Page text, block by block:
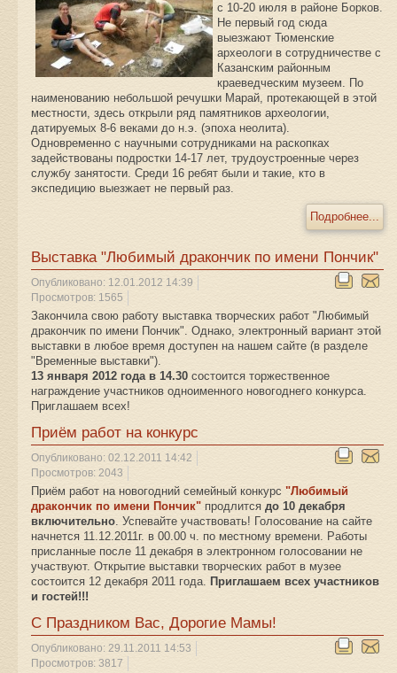
с 10-20 июля в районе Борков.
Не первый год сюда
выезжают Тюменские
археологи в сотрудничестве с
Казанским районным
краеведческим музеем. По
наименованию небольшой речушки Марай, протекающей в этой
местности, здесь открыли ряд памятников археологии,
датируемых 8-6 веками до н.э. (эпоха неолита).
Одновременно с научными сотрудниками на раскопках
задействованы подростки 14-17 лет, трудоустроенные через
службу занятости. Среди 16 ребят были и такие, кто в
экспедицию выезжает не первый раз.
Подробнее...
Выставка "Любимый дракончик по имени Пончик"
Опубликовано: 12.01.2012 14:39
Просмотров: 1565
Закончила свою работу выставка творческих работ "Любимый
дракончик по имени Пончик". Однако, электронный вариант этой
выставки в любое время доступен на нашем сайте (в разделе
"Временные выставки").
13 января 2012 года в 14.30 состоится торжественное
награждение участников одноименного новогоднего конкурса.
Приглашаем всех!
Приём работ на конкурс
Опубликовано: 02.12.2011 14:42
Просмотров: 2043
Приём работ на новогодний семейный конкурс "Любимый
дракончик по имени Пончик" продлится до 10 декабря
включительно . Успевайте участвовать! Голосование на сайте
начнется 11.12.2011г. в 00.00 ч. по местному времени. Работы
присланные после 11 декабря в электронном голосовании не
участвуют. Открытие выставки творческих работ в музее
состоится 12 декабря 2011 года.
Приглашаем всех участников
и гостей!!!
С Праздником Вас, Дорогие Мамы!
Опубликовано: 29.11.2011 14:53
Просмотров: 3817